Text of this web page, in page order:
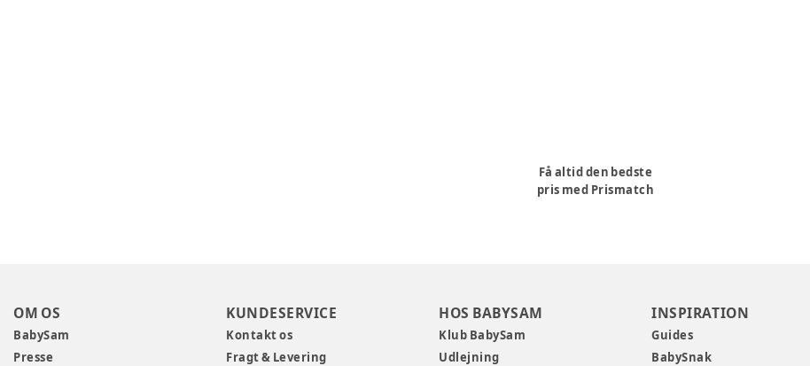
Få altid den bedste
pris med Prismatch
OM OS
BabySam
Presse
KUNDESERVICE
Kontakt os
Fragt & Levering
HOS BABYSAM
Klub BabySam
Udlejning
INSPIRATION
Guides
BabySnak